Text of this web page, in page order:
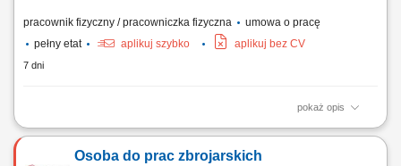
pracownik fizyczny / pracowniczka fizyczna
umowa o pracę
pełny etat
aplikuj szybko aplikuj bez CV
7 dni
pokaż opis
Opis stanowiska: Wykonywanie podstawowych robót wykonawczych i
przy układaniu nawierzchni brukarskich, wiązaniu zbrojenia i wylewaniu
Osoba do prac zbrojarskich